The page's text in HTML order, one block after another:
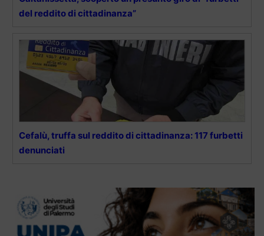
del reddito di cittadinanza”
Cefalù, truffa sul reddito di cittadinanza: 117 furbetti
denunciati